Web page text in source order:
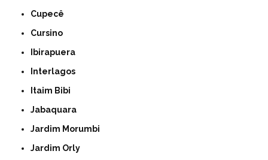
Cupecê
Cursino
Ibirapuera
Interlagos
Itaim Bibi
Jabaquara
Jardim Morumbi
Jardim Orly